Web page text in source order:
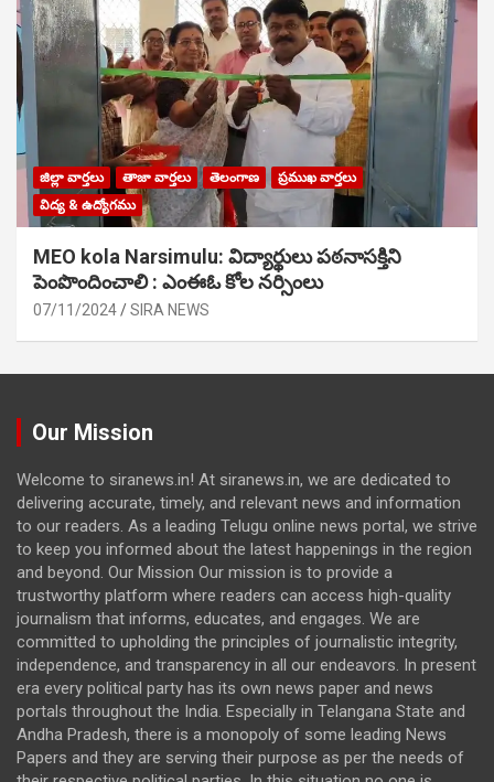
జిల్లా వార్తలు తాజా వార్తలు తెలంగాణ
ప్రముఖ వార్తలు
విద్య & ఉద్యోగము
MEO kola Narsimulu: విద్యార్థులు పఠ‌నాసక్తిని
పెంపొందించాలి : ఎంఈఓ కోల నర్సింలు
07/11/2024 SIRA NEWS
Our Mission
Welcome to siranews.in! At siranews.in, we are dedicated to
delivering accurate, timely, and relevant news and information
to our readers. As a leading Telugu online news portal, we strive
to keep you informed about the latest happenings in the region
and beyond. Our Mission Our mission is to provide a
trustworthy platform where readers can access high-quality
journalism that informs, educates, and engages. We are
committed to upholding the principles of journalistic integrity,
independence, and transparency in all our endeavors. In present
era every political party has its own news paper and news
portals throughout the India. Especially in Telangana State and
Andha Pradesh, there is a monopoly of some leading News
Papers and they are serving their purpose as per the needs of